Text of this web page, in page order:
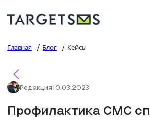
Главная / Блог / Кейсы
Редакция10.03.2023
Профилактика СМС